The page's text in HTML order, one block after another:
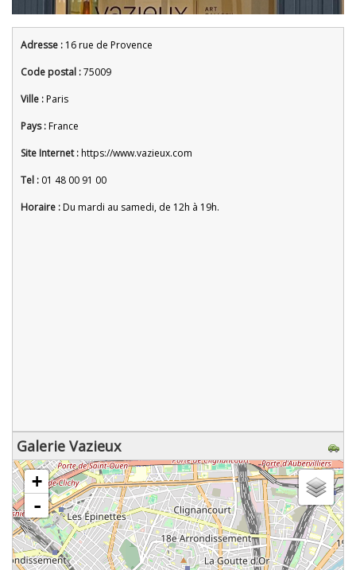
Adresse : 16 rue de Provence
Code postal :75009
Ville :Paris
Pays :France
Site Internet :https://www.vazieux.com
Tel : 01 48 00 91 00
Horaire :Du mardi au samedi, de 12h à 19h.
Galerie Vazieux
chargement de la carte - veuillez patienter...
+
-